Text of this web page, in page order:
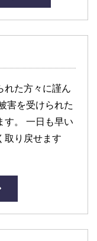
れた方々に謹ん
害を受けられた
す。 一日も早い
取り戻せます